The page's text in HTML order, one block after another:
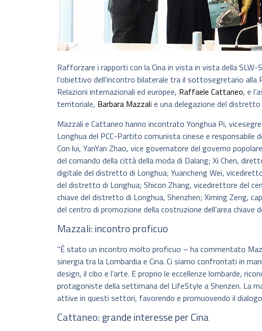
Rafforzare i rapporti con la Cina in vista in vista della
l’obiettivo dell’incontro bilaterale tra il sottosegretario alla
Relazioni internazionali ed europee, Raffaele Cattaneo, e
territoriale, Barbara Mazzali e una delegazione del distretto
Mazzali e Cattaneo hanno incontrato Yonghua Pi,
Longhua del PCC-Partito comunista cinese e responsabile
Con lui, YanYan Zhao, vice governatore del governo
del comando della città della moda di Dalang; Xi Chen,
digitale del distretto di Longhua; Yuancheng Wei,
del distretto di Longhua; Shicon Zhang, vicedirettore del
chiave del distretto di Longhua, Shenzhen; Ximing Zeng,
del centro di promozione della costruzione dell’area chiave
Mazzali: incontro proficuo
“È stato un incontro molto proficuo – ha commentato
sinergia tra la Lombardia e Cina. Ci siamo confrontati in
design, il cibo e l’arte. E proprio le eccellenze lombarde,
protagoniste della settimana del LifeStyle a Shenzen. La
attive in questi settori, favorendo e promuovendo il dialogo
Cattaneo: grande interesse per Cina